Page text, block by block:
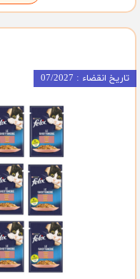
تاریخ انقضاء : 07/2027